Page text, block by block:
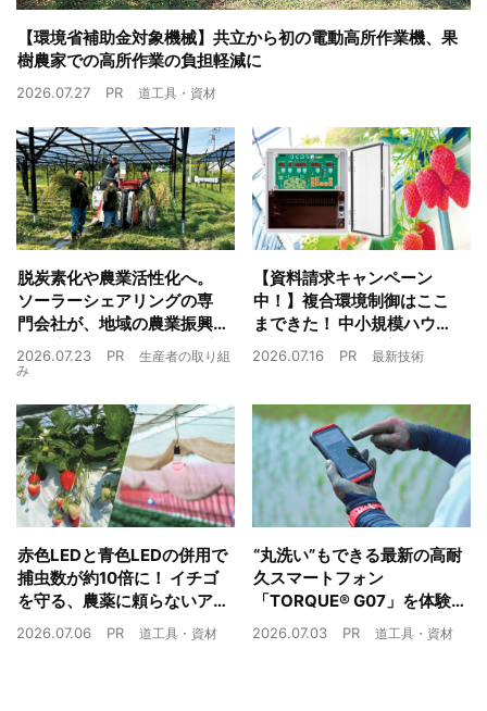
【環境省補助金対象機械】共立から初の電動高所作業機、果
樹農家での高所作業の負担軽減に
2026.07.27 PR 道工具・資材
脱炭素化や農業活性化へ。
ソーラーシェアリングの専
門会社が、地域の農業振興
や経済循環をワンストップ
でサポート
2026.07.23 PR
生産者の取り組
み
【資料請求キャンペーン
中！】複合環境制御はここ
まできた！ 中小規模ハウス
でも検討しやすい高コスパ
複合環境制御装置が誕生
2026.07.16 PR 最新技術
赤色LEDと青色LEDの併用で
捕虫数が約10倍に！ イチゴ
を守る、農薬に頼らないア
ザミウマ対策
2026.07.06 PR 道工具・資材
“丸洗い”もできる最新の高耐
久スマートフォン
「TORQUE® G07」を体験
農業現場の“スマホの弱点”を
2026.07.03 PR 道工具・資材